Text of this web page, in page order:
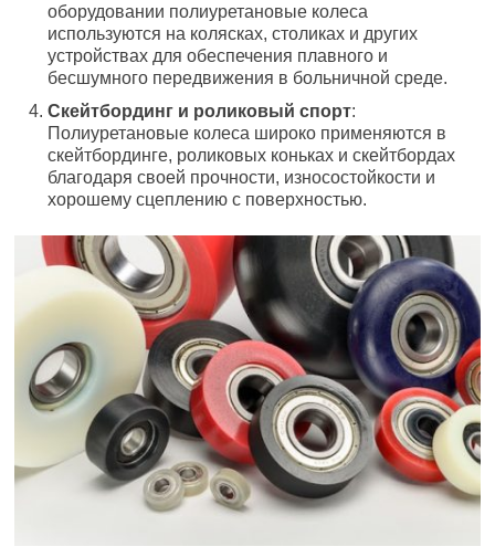
оборудовании полиуретановые колеса
используются на колясках, столиках и других
устройствах для обеспечения плавного и
бесшумного передвижения в больничной среде.
Скейтбординг и роликовый спорт:
Полиуретановые колеса широко применяются в
скейтбординге, роликовых коньках и скейтбордах
благодаря своей прочности, износостойкости и
хорошему сцеплению с поверхностью.